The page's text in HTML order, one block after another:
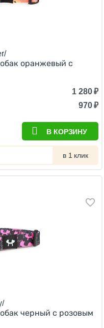
оранжевый с
1 280₽
970₽
В КОРЗИНУ
в 1 клик
черный с розовым